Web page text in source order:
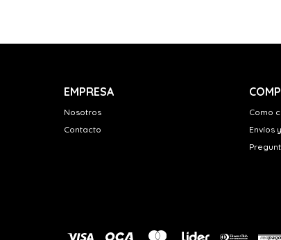
EMPRESA
Nosotros
Contacto
Como
Envíos